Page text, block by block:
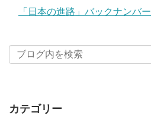
「日本の進路」バックナンバー
カテゴリー